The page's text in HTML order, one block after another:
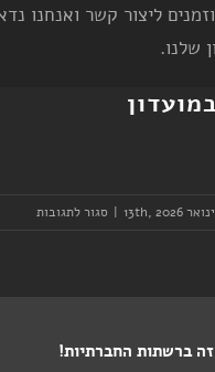
ליצור קשר ואנחנו
שלנו.
ינואר 13th, 2026 | סגור לתגובות
ברשתות החברתיות!